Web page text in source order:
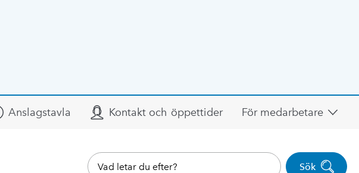
Anslagstavla Kontakt och öppettider För medarbetare
Sök